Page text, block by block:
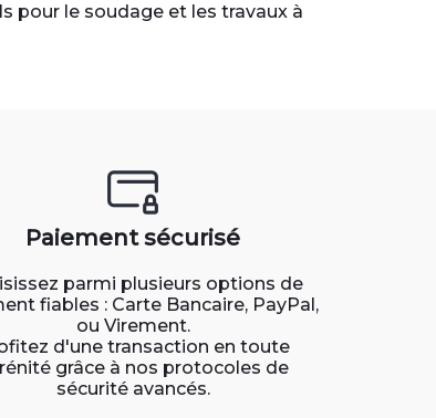
pour le soudage et les travaux à
Paiement sécurisé
parmi plusieurs options de
fiables : Carte Bancaire, PayPal,
ou Virement.
d'une transaction en toute
grâce à nos protocoles de
sécurité avancés.